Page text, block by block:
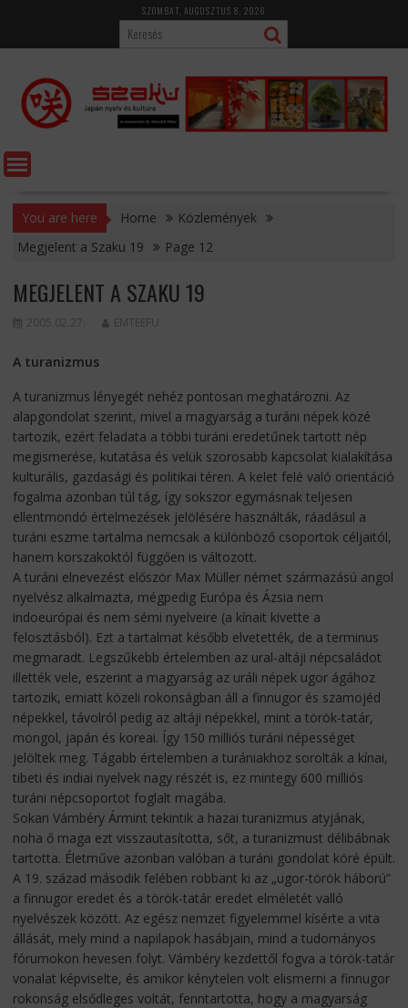
content
SZOMBAT, AUGUSZTUS 8, 2026
You are here Home
Közlemények
Megjelent a Szaku 19
Page 12
MEGJELENT A SZAKU 19
2005.02.27. EMTEEFU
A turanizmus
A turanizmus lényegét nehéz pontosan meghatározni. Az
alapgondolat szerint, mivel a magyarság a turáni népek közé
tartozik, ezért feladata a többi turáni eredetűnek tartott nép
megismerése, kutatása és velük szorosabb kapcsolat kialakítása
kulturális, gazdasági és politikai téren. A kelet felé való orientáció
fogalma azonban túl tág, így sokszor egymásnak teljesen
ellentmondó értelmezések jelölésére használták, ráadásul a
turáni eszme tartalma nemcsak a különböző csoportok céljaitól,
hanem korszakoktól függően is változott.
A turáni elnevezést először Max Müller német származású angol
nyelvész alkalmazta, mégpedig Európa és Ázsia nem
indoeurópai és nem sémi nyelveire (a kínait kivette a
felosztásból). Ezt a tartalmat később elvetették, de a terminus
megmaradt. Legszűkebb értelemben az ural-altáji népcsaládot
illették vele, eszerint a magyarság az uráli népek ugor ágához
tartozik, emiatt közeli rokonságban áll a finnugor és szamojéd
népekkel, távolról pedig az altáji népekkel, mint a török-tatár,
mongol, japán és koreai. Így 150 milliós turáni népességet
jelöltek meg. Tágabb értelemben a turániakhoz sorolták a kínai,
tibeti és indiai nyelvek nagy részét is, ez mintegy 600 milliós
turáni népcsoportot foglalt magába.
Sokan Vámbéry Ármint tekintik a hazai turanizmus atyjának,
noha ő maga ezt visszautasította, sőt, a turanizmust délibábnak
tartotta. Életműve azonban valóban a turáni gondolat köré épült.
A 19. század második felében robbant ki az „ugor-török háború”
a finnugor eredet és a török-tatár eredet elméletét valló
nyelvészek között. Az egész nemzet figyelemmel kísérte a vita
állását, mely mind a napilapok hasábjain, mind a tudományos
fórumokon hevesen folyt. Vámbéry kezdettől fogva a török-tatár
vonalat képviselte, és amikor kénytelen volt elismerni a finnugor
rokonság elsődleges voltát, fenntartotta, hogy a magyarság